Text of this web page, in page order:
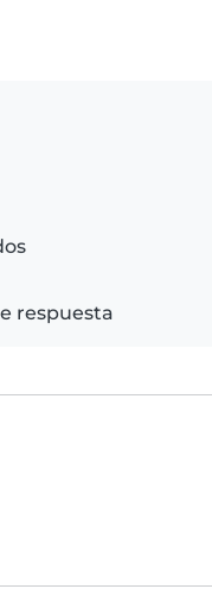
respuesta